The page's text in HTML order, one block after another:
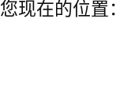
您现在的位置：